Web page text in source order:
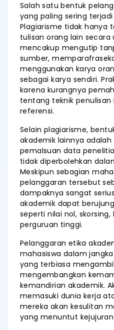
Salah satu bentuk
yang paling sering
Plagiarisme tidak hanya
tulisan orang lain
mencakup mengutip
sumber,
menggunakan karya
sebagai karya sendiri.
karena kurangnya
tentang teknik
referensi.
Selain plagiarisme,
akademik lainnya
pemalsuan data
tidak diperbolehkan
Meskipun sebagian
pelanggaran tersebut
dampaknya sangat
akademik dapat
seperti nilai nol,
perguruan tinggi.
Pelanggaran etika
mahasiswa dalam
yang terbiasa
mengembangkan
kemandirian akademik.
memasuki dunia kerja
mereka akan kesulitan
yang menuntut